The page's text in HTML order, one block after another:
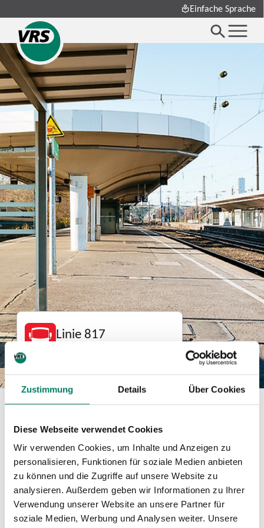
Zustimmung Details Über Cookies
Diese Webseite verwendet Cookies
Wir verwenden Cookies, um Inhalte und Anzeigen zu
personalisieren, Funktionen für soziale Medien anbieten
zu können und die Zugriffe auf unsere Website zu
analysieren. Außerdem geben wir Informationen zu Ihrer
Verwendung unserer Website an unsere Partner für
soziale Medien, Werbung und Analysen weiter. Unsere
Einfache Sprache
Linie 817
Rheinbahn
https://www.rheinbahn.de
+49 211 582-01
Verkehrsverbund